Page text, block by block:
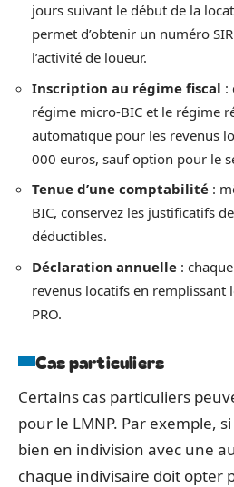
jours suivant le début de la
permet d’obtenir un numéro
l’activité de loueur.
Inscription au régime fiscal :
régime micro-BIC et le régime
automatique pour les revenus
000 euros, sauf option pour le
Tenue d’une comptabilité :
BIC, conservez les justificatifs
déductibles.
Déclaration annuelle :
revenus locatifs en remplissant
PRO.
Cas particuliers
Certains cas particuliers
pour le LMNP. Par exemple,
bien en indivision avec une
chaque indivisaire doit opter